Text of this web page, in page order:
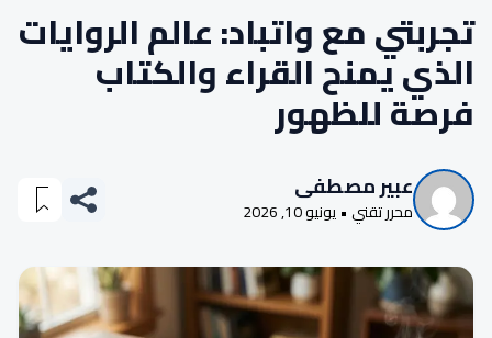
تجربتي مع واتباد: عالم الروايات
الذي يمنح القراء والكتاب
فرصة للظهور
عبير مصطفى
محرر تقني • يونيو 10, 2026